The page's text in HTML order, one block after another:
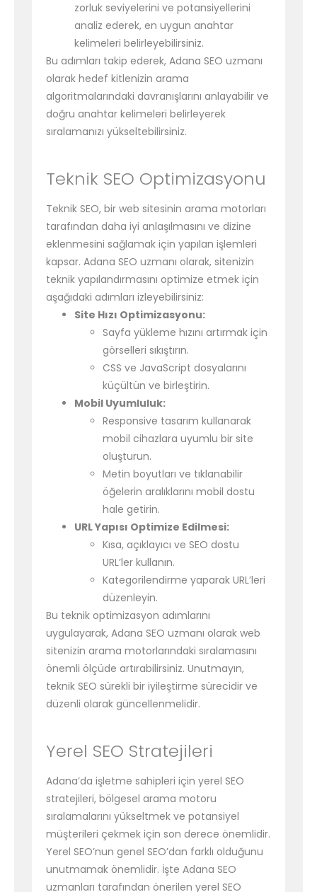
zorluk seviyelerini ve potansiyellerini
analiz ederek, en uygun anahtar
kelimeleri belirleyebilirsiniz.
Bu adımları takip ederek, Adana SEO uzmanı
olarak hedef kitlenizin arama
algoritmalarındaki davranışlarını anlayabilir ve
doğru anahtar kelimeleri belirleyerek
sıralamanızı yükseltebilirsiniz.
Teknik SEO Optimizasyonu
Teknik SEO, bir web sitesinin arama motorları
tarafından daha iyi anlaşılmasını ve dizine
eklenmesini sağlamak için yapılan işlemleri
kapsar. Adana SEO uzmanı olarak, sitenizin
teknik yapılandırmasını optimize etmek için
aşağıdaki adımları izleyebilirsiniz:
Site Hızı Optimizasyonu:
Sayfa yükleme hızını artırmak için
görselleri sıkıştırın.
CSS ve JavaScript dosyalarını
küçültün ve birleştirin.
Mobil Uyumluluk:
Responsive tasarım kullanarak
mobil cihazlara uyumlu bir site
oluşturun.
Metin boyutları ve tıklanabilir
öğelerin aralıklarını mobil dostu
hale getirin.
URL Yapısı Optimize Edilmesi:
Kısa, açıklayıcı ve SEO dostu
URL’ler kullanın.
Kategorilendirme yaparak URL’leri
düzenleyin.
Bu teknik optimizasyon adımlarını
uygulayarak, Adana SEO uzmanı olarak web
sitenizin arama motorlarındaki sıralamasını
önemli ölçüde artırabilirsiniz. Unutmayın,
teknik SEO sürekli bir iyileştirme sürecidir ve
düzenli olarak güncellenmelidir.
Yerel SEO Stratejileri
Adana’da işletme sahipleri için yerel SEO
stratejileri, bölgesel arama motoru
sıralamalarını yükseltmek ve potansiyel
müşterileri çekmek için son derece önemlidir.
Yerel SEO’nun genel SEO’dan farklı olduğunu
unutmamak önemlidir. İşte Adana SEO
uzmanları tarafından önerilen yerel SEO